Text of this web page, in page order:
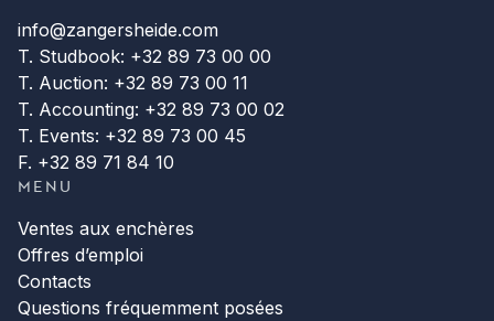
info@zangersheide.com
T. Studbook: +32 89 73 00 00
T. Auction: +32 89 73 00 11
T. Accounting: +32 89 73 00 02
T. Events: +32 89 73 00 45
F. +32 89 71 84 10
MENU
Ventes aux enchères
Offres d’emploi
Contacts
Questions fréquemment posées